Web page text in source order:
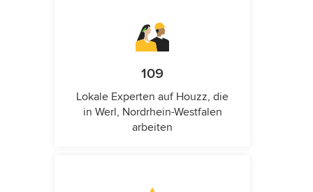
109
Lokale Experten auf Houzz, die
in Werl, Nordrhein-Westfalen
arbeiten